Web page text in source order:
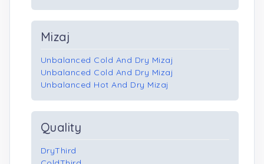
Mizaj
Unbalanced Cold And Dry Mizaj
Unbalanced Cold And Dry Mizaj
Unbalanced Hot And Dry Mizaj
Quality
DryThird